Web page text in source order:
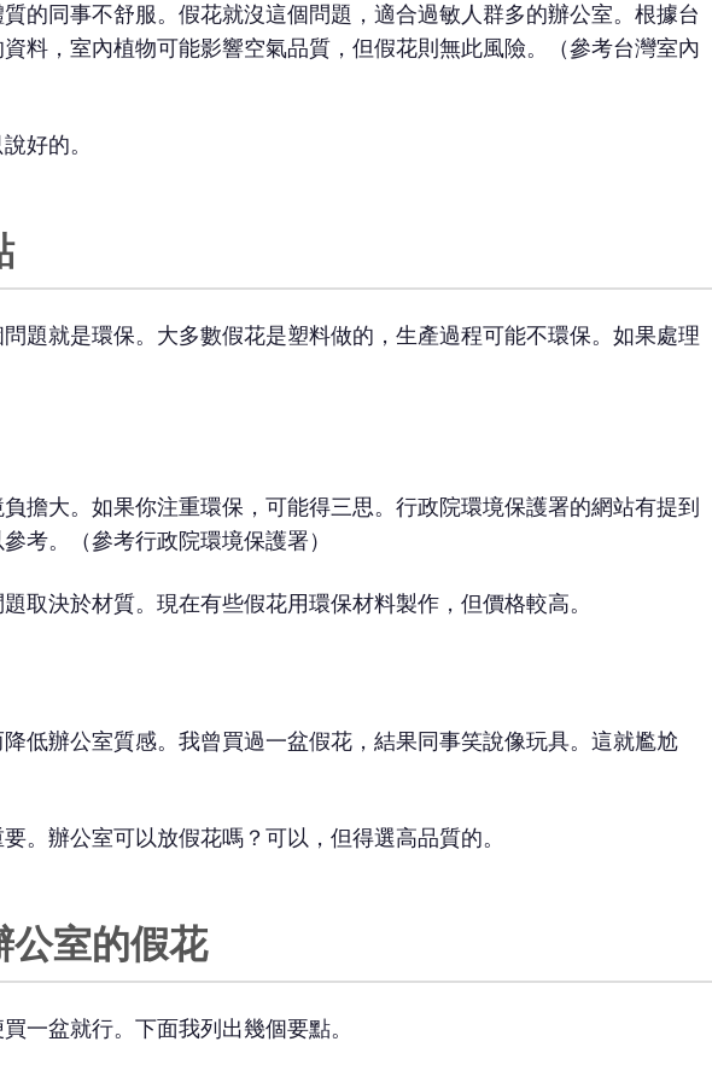
的同事不舒服。假花就沒這個問題，適合過敏人群多的辦公室。根據台
料，室內植物可能影響空氣品質，但假花則無此風險。
（參考台灣室內
好的。
題就是環保。大多數假花是塑料做的，生產過程可能不環保。如果處理
擔大。如果你注重環保，可能得三思。行政院環境保護署的網站有提到
考。
（參考行政院環境保護署）
取決於材質。現在有些假花用環保材料製作，但價格較高。
低辦公室質感。我曾買過一盆假花，結果同事笑說像玩具。這就尷尬
。辦公室可以放假花嗎？可以，但得選高品質的。
公室的假花
一盆就行。下面我列出幾個要點。